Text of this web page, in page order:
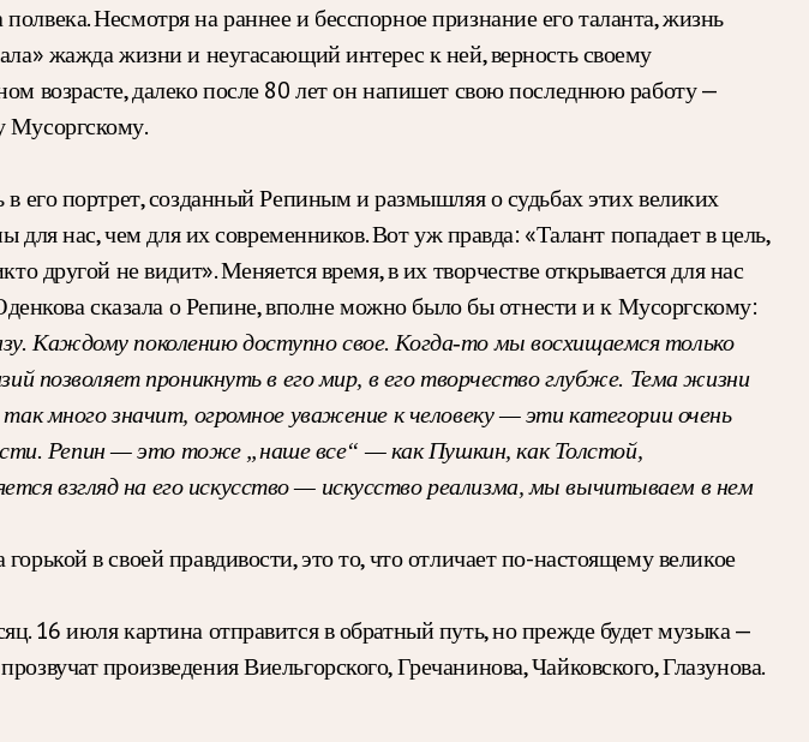
Несмотря на раннее и бесспорное признание его таланта, жизнь
жажда жизни и неугасающий интерес к ней, верность своему
возрасте, далеко после 80 лет он напишет свою последнюю работу —
Мусоргскому.
его портрет, созданный Репиным и размышляя о судьбах этих великих
нас, чем для их современников. Вот уж правда: «Талант попадает в цель,
другой не видит». Меняется время, в их творчестве открывается для нас
сказала о Репине, вполне можно было бы отнести и к Мусоргскому:
Каждому поколению доступно свое. Когда-то мы восхищаемся только
позволяет проникнуть в его мир, в его творчество глубже. Тема жизни
много значит, огромное уважение к человеку — эти категории очень
Репин — это тоже „наше все“ — как Пушкин, как Толстой,
взгляд на его искусство — искусство реализма, мы вычитываем в нем
в своей правдивости, это то, что отличает по-настоящему великое
16 июля картина отправится в обратный путь, но прежде будет музыка —
произведения Виельгорского, Гречанинова, Чайковского, Глазунова.